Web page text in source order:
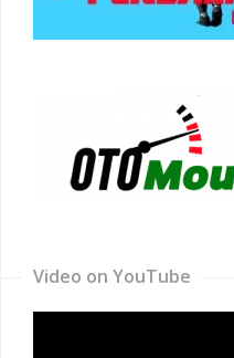
Video on YouTube